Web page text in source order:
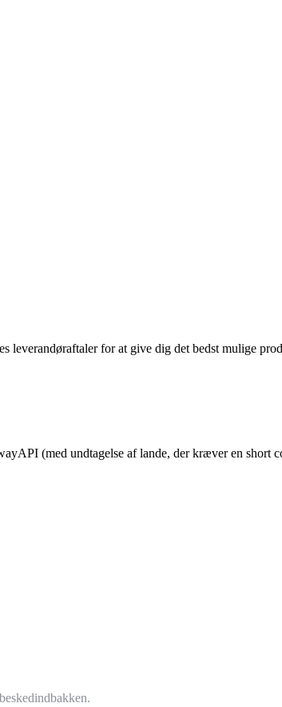
leverandøraftaler for at give dig det bedst mulige
(med undtagelse aflande, der kræver en short